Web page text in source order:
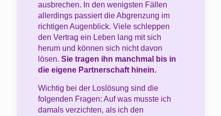
ausbrechen. In den wenigsten Fällen
allerdings passiert die Abgrenzung im
richtigen Augenblick. Viele schleppen
den Vertrag ein Leben lang mit sich
herum und können sich nicht davon
lösen. Sie tragen ihn manchmal bis in
die eigene Partnerschaft hinein.
Wichtig bei der Loslösung sind die
folgenden Fragen: Auf was musste ich
damals verzichten, als ich den